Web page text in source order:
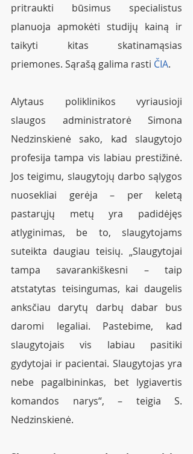
pritraukti būsimus specialistus
planuoja apmokėti studijų kainą ir
taikyti kitas skatinamąsias
priemones. Sąrašą galima rasti ČIA.
Alytaus poliklinikos vyriausioji
slaugos administratorė Simona
Nedzinskienė sako, kad slaugytojo
profesija tampa vis labiau prestižinė.
Jos teigimu, slaugytojų darbo sąlygos
nuosekliai gerėja – per keletą
pastarųjų metų yra padidėjęs
atlyginimas, be to, slaugytojams
suteikta daugiau teisių. „Slaugytojai
tampa savarankiškesni – taip
atstatytas teisingumas, kai daugelis
anksčiau darytų darbų dabar bus
daromi legaliai. Pastebime, kad
slaugytojais vis labiau pasitiki
gydytojai ir pacientai. Slaugytojas yra
nebe pagalbininkas, bet lygiavertis
komandos narys“, – teigia S.
Nedzinskienė.